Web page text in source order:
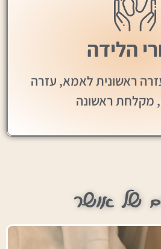
הלידה
ראשונית לאמא, עזרה
מקלחת ראשונה
של אושר